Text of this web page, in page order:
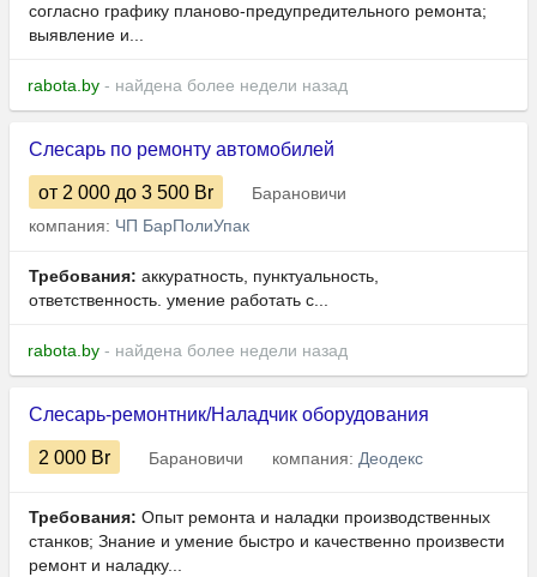
согласно графику планово-предупредительного ремонта;
выявление и...
rabota.by - найдена более недели назад
Слесарь по ремонту автомобилей
от 2 000 до 3 500 Br
Барановичи
компания: ЧП БарПолиУпак
Требования: аккуратность, пунктуальность,
ответственность. умение работать с...
rabota.by - найдена более недели назад
Слесарь-ремонтник/Наладчик оборудования
2 000 Br Барановичи компания: Деодекс
Требования: Опыт ремонта и наладки производственных
станков; Знание и умение быстро и качественно произвести
ремонт и наладку...